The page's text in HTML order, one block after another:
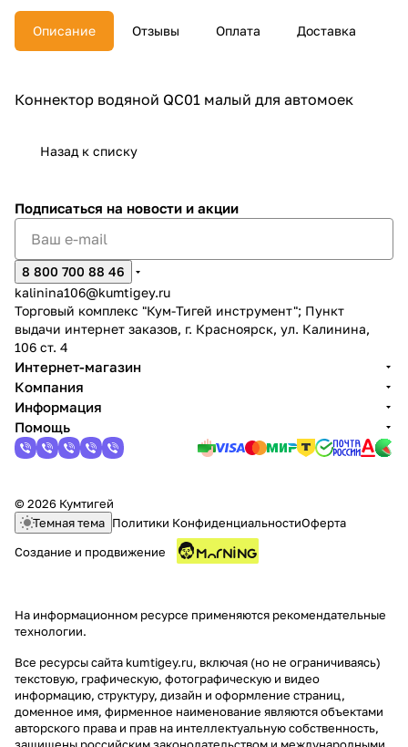
Описание Отзывы Оплата Доставка
Коннектор водяной QC01 малый для автомоек
Назад к списку
Подписаться на новости и акции
8 800 700 88 46
kalinina106@kumtigey.ru
Торговый комплекс "Кум-Тигей инструмент"; Пункт
выдачи интернет заказов, г. Красноярск, ул. Калинина,
106 ст. 4
Интернет-магазин
Компания
Информация
Помощь
© 2026 Кумтигей
Темная тема Политики КонфиденциальностиОферта
Создание и продвижение
На информационном ресурсе применяются рекомендательные
технологии.
Все ресурсы сайта kumtigey.ru, включая (но не ограничиваясь)
текстовую, графическую, фотографическую и видео
информацию, структуру, дизайн и оформление страниц,
доменное имя, фирменное наименование являются объектами
авторского права и прав на интеллектуальную собственность,